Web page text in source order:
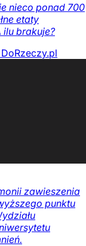
nieco ponad 700
etaty
ilu brakuje?
zawieszenia
punktu